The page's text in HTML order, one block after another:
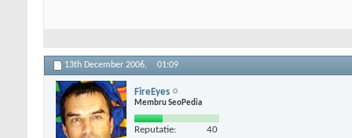
13th December 2006, 01:09
FireEyes
Membru SeoPedia
Reputatie: 40